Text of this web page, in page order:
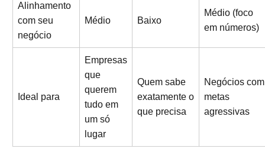
Alinhamento
com seu
negócio
Médio Baixo
Médio (foco
em números)
Ideal para
Empresas
que
querem
tudo em
um só
lugar
Quem sabe
exatamente o
que precisa
Negócios com
metas
agressivas